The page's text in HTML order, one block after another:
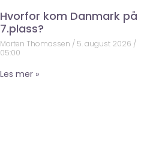
Hvorfor kom Danmark på
7.plass?
Morten Thomassen
5. august 2026
05:00
Les mer »